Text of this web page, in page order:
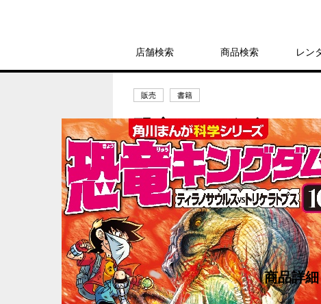
店舗検索 商品検索 レン
販売 書籍
恐竜キングダム テ
シリーズ（10）
1,188円
発売日：2019年7月11日
商品詳細